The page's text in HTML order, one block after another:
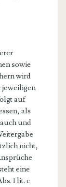
sowie
wird
auf
als
und
nicht,
eine
1 lit. c